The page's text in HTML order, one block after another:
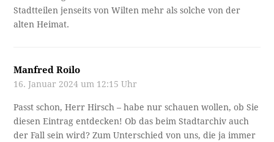
Stadtteilen jenseits von Wilten mehr als solche von der
alten Heimat.
Manfred Roilo
16. Januar 2024 um 12:15 Uhr
Passt schon, Herr Hirsch – habe nur schauen wollen, ob Sie
diesen Eintrag entdecken! Ob das beim Stadtarchiv auch
der Fall sein wird? Zum Unterschied von uns, die ja immer